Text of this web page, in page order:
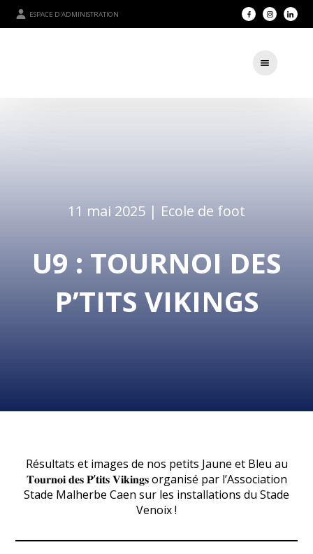
ESPACE D'ADMINISTRATION
11 mai 2025 | Ecole de foot
U9 : TOURNOI DES
P’TITS VIKINGS
Résultats et images de nos petits Jaune et Bleu au
𝐓𝐨𝐮𝐫𝐧𝐨𝐢 𝐝𝐞𝐬 𝐏’𝐭𝐢𝐭𝐬 𝐕𝐢𝐤𝐢𝐧𝐠𝐬 organisé par l’Association
Stade Malherbe Caen sur les installations du Stade
Venoix !